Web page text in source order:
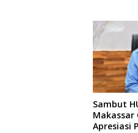
Sambut
Makassar
Apresiasi